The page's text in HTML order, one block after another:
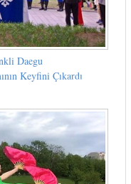
Daegu
Keyfini Çıkardı